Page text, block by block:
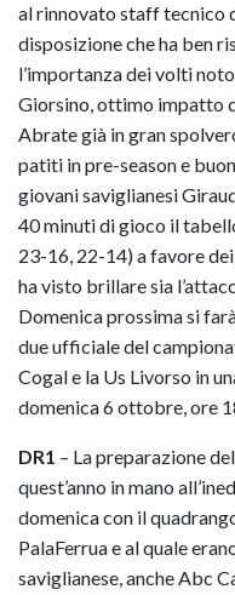
al rinnovato staff tecnico
disposizione che ha ben
l’importanza dei volti
Giorsino, ottimo impatto
Abrate già in gran
patiti in pre-season e
giovani saviglianesi
40 minuti di gioco il
23-16, 22-14) a favore
ha visto brillare sia
Domenica prossima si
due ufficiale del
Cogal e la Us Livorso in
domenica 6 ottobre, ore
DR1 – La preparazione
quest’anno in mano
domenica con il
PalaFerrua e al quale
saviglianese, anche Abc